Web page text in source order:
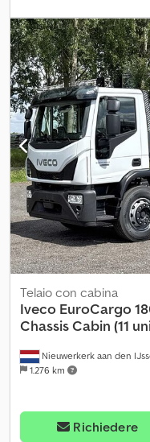
aria condizionata,
260.42 6x2 Euro 5, anno
proprietario, cambio
posteriori, bloccaggio
d'aria, sedile di guida
166 Hiduo a 5 sfili
radiocomando e argano
con sponde in lega
q.li, revisionato fino a
Afvorf N.B. Le
riportate nel presente
contenere errori o
telefonicamente o presso
corrispondenza di dati,
del mezzo
Nieuwerkerk aan den
1.276 km
Telaio con cabina
Iveco EuroCargo
Chassis Cabin (11
Richiedere